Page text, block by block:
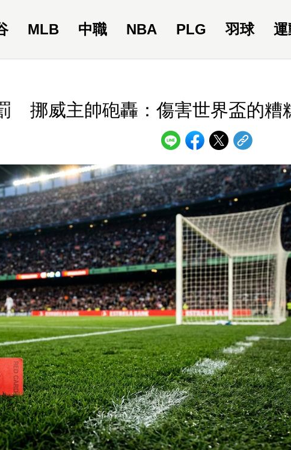
MLB 中職 NBA PLG 羽球 運
挪威主帥砲轟：傷害世界盃的糟